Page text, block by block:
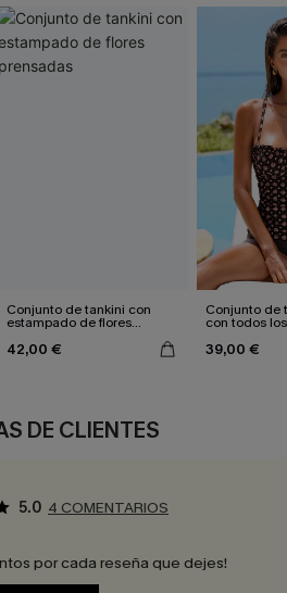
Conjunto de tankini con
estampado de flores
42,00 €
Conjunto de
con todos
39,00 €
DE CLIENTES
5.0 4 COMENTARIOS
por cada reseña que dejes!